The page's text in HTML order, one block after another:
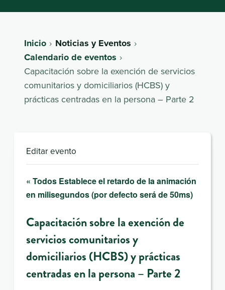
Inicio
Noticias y Eventos
Calendario de eventos
Capacitación sobre la exención de servicios
comunitarios y domiciliarios (HCBS) y
prácticas centradas en la persona – Parte 2
Editar evento
« Todos Establece el retardo de la animación
en milisegundos (por defecto será de 50ms)
Capacitación sobre la exención de
servicios comunitarios y
domiciliarios (HCBS) y prácticas
centradas en la persona – Parte 2